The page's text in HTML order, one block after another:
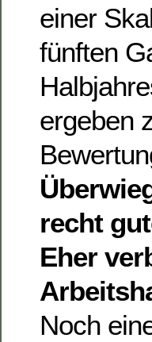
einer
fünften
ergeben
recht
Eher
Noch